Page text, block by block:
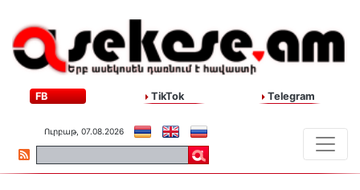
FB TikTok Telegram
Ուրբաթ, 07.08.2026